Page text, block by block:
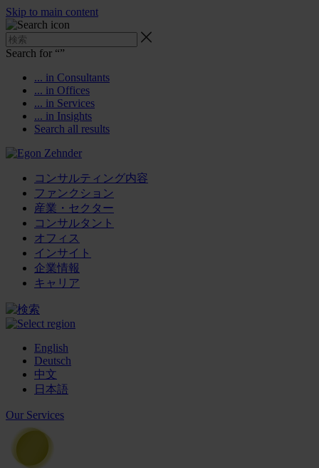
Skip to main content
Search for “”
... in Consultants
... in Offices
... in Services
... in Insights
Search all results
コンサルティング内容
ファンクション
産業・セクター
コンサルタント
オフィス
インサイト
企業情報
キャリア
English
Deutsch
中文
日本語
Our Services